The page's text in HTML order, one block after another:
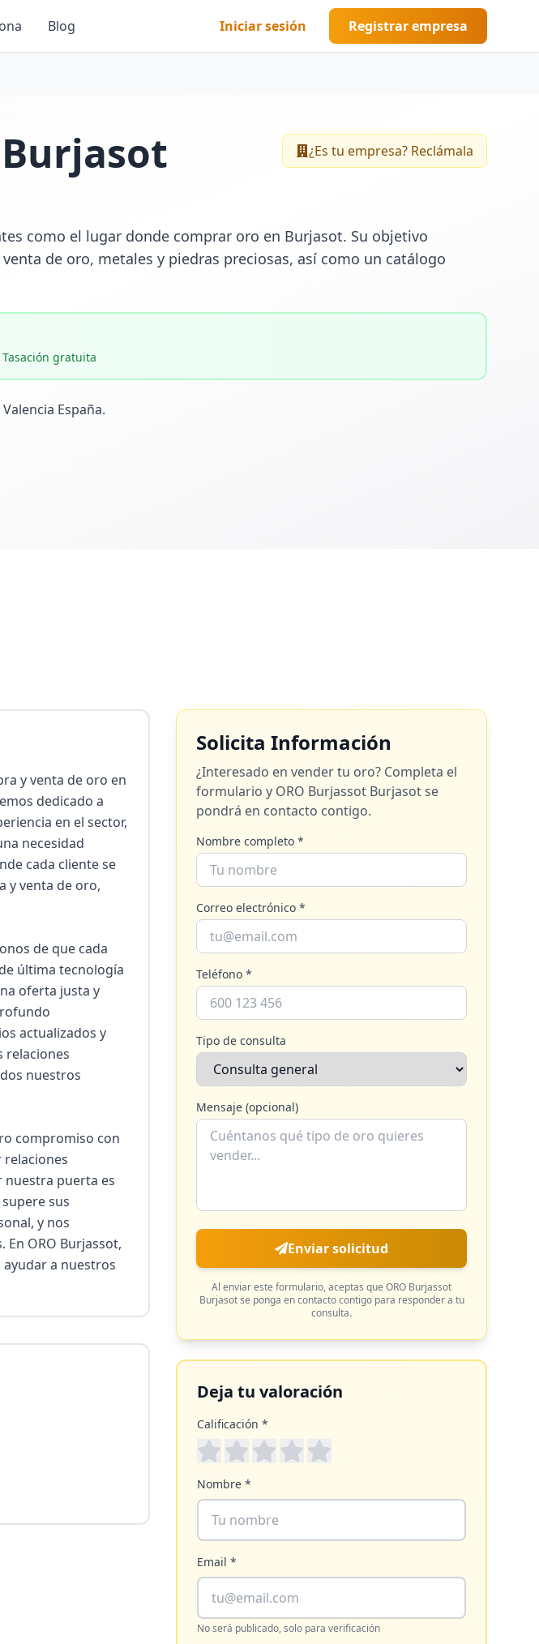
Blog Iniciar sesión Registrar empresa
¿Es tu empresa? Reclámala
como el lugar donde comprar oro en Burjasot. Su objetivo
de oro, metales y piedras preciosas, así como un catálogo
gratuita
España.
y venta de oro en
dedicado a
en el sector,
necesidad
cada cliente se
y venta de oro,
de que cada
última tecnología
oferta justa y
actualizados y
relaciones
nuestros
compromiso con
nuestra puerta es
sus
y nos
ORO Burjassot,
a nuestros
Solicita Información
¿Interesado en vender tu oro? Completa el
formulario y ORO Burjassot Burjasotse
pondrá en contacto contigo.
Nombre completo *
Correo electrónico *
Teléfono *
Tipo de consulta
Mensaje (opcional)
Enviar solicitud
Al enviar este formulario, aceptas que ORO Burjassot
Burjasotse ponga en contacto contigo para responder a tu
consulta.
Deja tu valoración
Calificación *
Nombre *
Email *
No será publicado, solo para verificación